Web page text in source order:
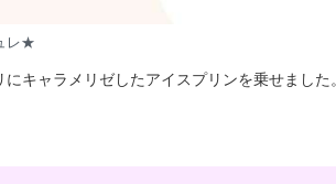
レ★
キャラメリゼしたアイスプリンを乗せました。